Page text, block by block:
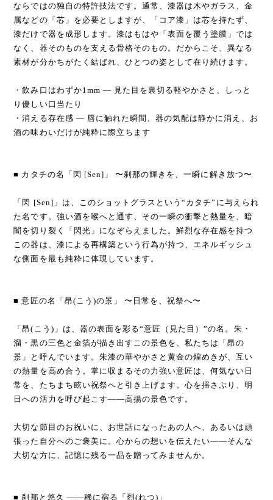
ならではの独自の特許技法です。通常、漆器は木やガラス、金
属などの「芯」を必要としますが、「コア漆」は芯を持たず、
漆だけで器を成形します。漆はもはや「表面を覆う塗膜」では
なく、器そのものを支える骨格そのもの。だからこそ、異なる
素材が分かちがたく結ばれ、ひとつの姿として在り続けます。
・飲み口はわずか1mm — 見た目を裏切る軽やかさと、しっと
り優しい口当たり
・消える存在感 — 唇に触れた瞬間、器の気配は静かに消え、お
酒の味わいだけが純粋に際立ちます
■ カタチの名「閃 [Sen]」 〜刹那の輝きを、一瞬に解き放つ〜
「閃 [Sen]」は、このショットグラスという“カタチ”に与えられ
た名です。強い酒を喉へと通す、その一瞬の衝撃と熱量を、暗
闇を切り裂く「閃光」になぞらえました。鮮烈な存在感を持つ
この器は、漆による再構築という行為が持つ、エネルギッシュ
な側面を最も純粋に体現しています。
■ 意匠の名「昂(こう)の景」 〜日常を、祝祭へ〜
「昂(こう)」は、器の表面を彩る“意匠（見た目）”の名。朱・
溜・黒の三色と金箔が描き出すこの景色を、私たちは「昂の
景」と呼んでいます。朱漆の華やかさと黄金の煌めきが、互い
の熱量を高め合う。掌に収まるその力強い意匠は、何気ない日
常を、たちまち眩い祝祭へと引き上げます。心を揺さぶり、明
日への活力を呼び起こす——高揚の景色です。
大切な節目のお祝いに、お世話になったあの人へ、あるいは頑
張った自分へのご褒美に。心からの想いを伝えたい——そんな
大切な方に、記憶に残る一品を贈ってみませんか。
■ 刹那と悠久 ——稀に宿る「烈(れつ)」